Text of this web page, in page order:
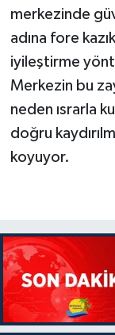
merkezinde
adına fore
iyileştirme
Merkezin bu
neden ısrarla
doğru
koyuyor.